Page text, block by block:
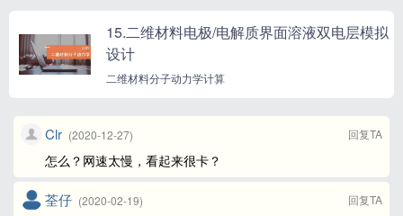
15.二维材料电极/电解质界面溶液双电层模拟
设计
二维材料分子动力学计算
Clr (2020-12-27) 回复TA
怎么？网速太慢，看起来很卡？
荃仔 (2020-02-19) 回复TA